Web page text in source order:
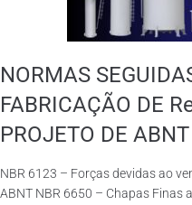
NORMAS
FABRICAÇÃO DE
PROJETO DE ABNT
NBR 6123 – Forças devidas ao
ABNT NBR 6650 – Chapas Finas